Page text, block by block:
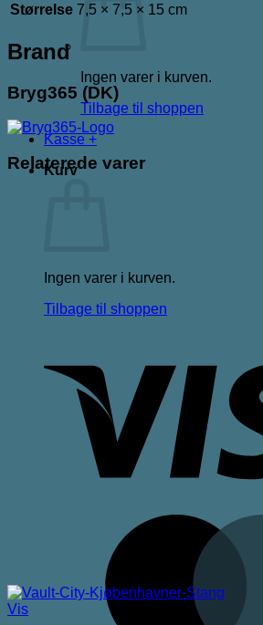
Ingen varer i kurven.
Tilbage til shoppen
Kasse +
Kurv
Ingen varer i kurven.
Tilbage til shoppen
Størrelse 7,5 × 7,5 × 15 cm
Brand
Bryg365 (DK)
Relaterede varer
Vis